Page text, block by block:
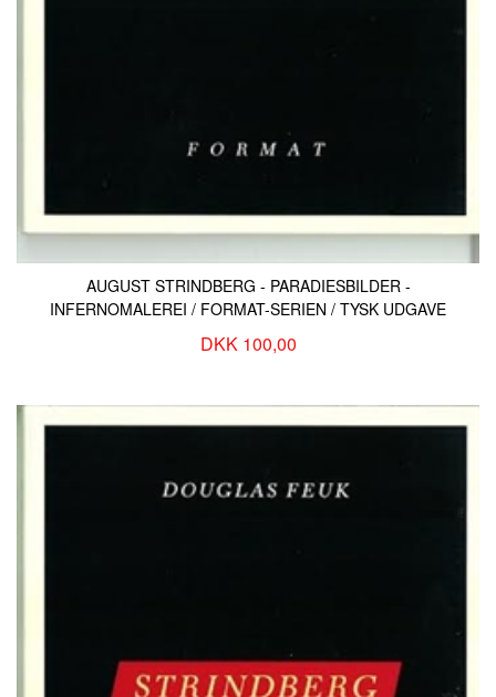
AUGUST STRINDBERG - PARADIESBILDER -
INFERNOMALEREI / FORMAT-SERIEN / TYSK UDGAVE
DKK 100,00